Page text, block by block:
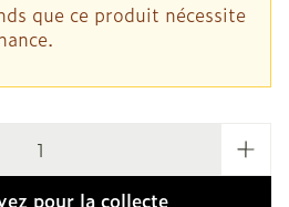
que ce produit nécessite
pour la collecte